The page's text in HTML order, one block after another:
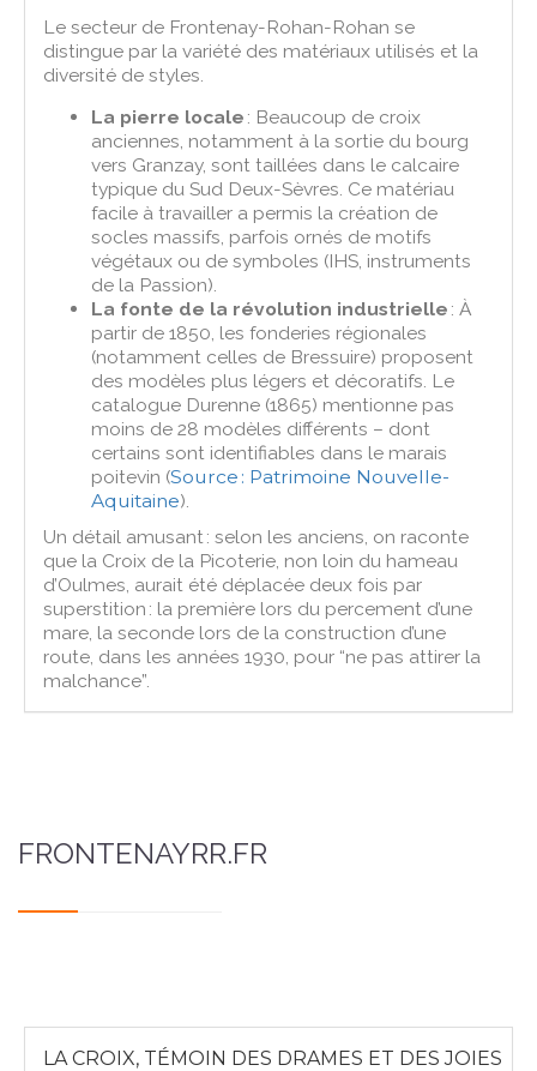
Le secteur de Frontenay-Rohan-Rohan se
distingue par la variété des matériaux utilisés et la
diversité de styles.
La pierre locale : Beaucoup de croix
anciennes, notamment à la sortie du bourg
vers Granzay, sont taillées dans le calcaire
typique du Sud Deux-Sèvres. Ce matériau
facile à travailler a permis la création de
socles massifs, parfois ornés de motifs
végétaux ou de symboles (IHS, instruments
de la Passion).
La fonte de la révolution industrielle : À
partir de 1850, les fonderies régionales
(notamment celles de Bressuire) proposent
des modèles plus légers et décoratifs. Le
catalogue Durenne (1865) mentionne pas
moins de 28 modèles différents – dont
certains sont identifiables dans le marais
poitevin (Source : Patrimoine Nouvelle-
Aquitaine).
Un détail amusant : selon les anciens, on raconte
que la Croix de la Picoterie, non loin du hameau
d’Oulmes, aurait été déplacée deux fois par
superstition : la première lors du percement d’une
mare, la seconde lors de la construction d’une
route, dans les années 1930, pour “ne pas attirer la
malchance”.
FRONTENAYRR.FR
LA CROIX, TÉMOIN DES DRAMES ET DES JOIES